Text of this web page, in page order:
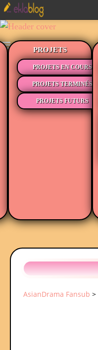
PROJETS
PROJETS EN COURS
PROJETS TERMINÉS
PROJETS FUTURS
AsianDrama Fansub >